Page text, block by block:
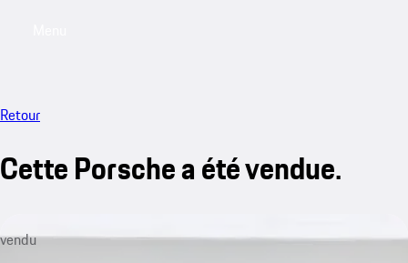
Retour
Cette Porsche a été vendue.
vendu